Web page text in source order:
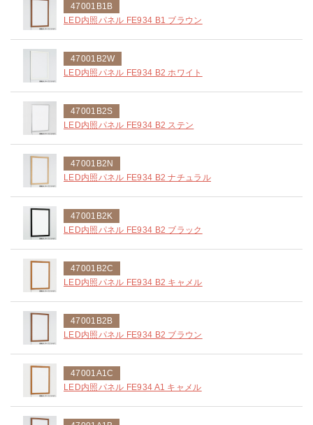
47001B1B
LED内照パネル FE934 B1 ブラウン
47001B2W
LED内照パネル FE934 B2 ホワイト
47001B2S
LED内照パネル FE934 B2 ステン
47001B2N
LED内照パネル FE934 B2 ナチュラル
47001B2K
LED内照パネル FE934 B2 ブラック
47001B2C
LED内照パネル FE934 B2 キャメル
47001B2B
LED内照パネル FE934 B2 ブラウン
47001A1C
LED内照パネル FE934 A1 キャメル